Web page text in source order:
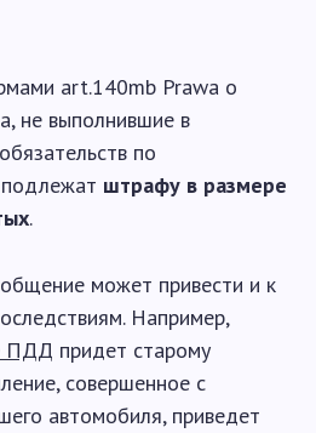
art.140mb Prawa o
не выполнившие в
по
штрафу в размере
.
может привести и к
Например,
ПДД придет старому
совершенное с
автомобиля, приведет